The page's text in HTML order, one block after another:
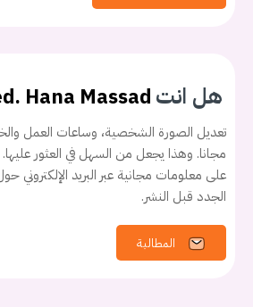
يجب عليك تسجيل الدخول حتى
هل انت Hana Massad
تعديل الصورة الشخصية، وساعات العمل
مجانا. وهذا يجعل من السهل في العثور
على معلومات مجانية عبر البريد الإلكتروني
الجدد قبل النشر.
المطالبة